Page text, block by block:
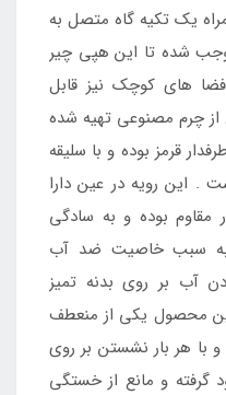
یک تکیه گاه متصل به
شده تا این هپی چیر
فضا های کوچک نیز قابل
از چرم مصنوعی تهیه شده
قرمز بوده و با سلیقه
. این رویه در عین دارا
بوده و به سادگی
سبب خاصیت ضد آب
آب بر روی بدنه تمیز
محصول یکی از منعطف
با هر بار نشستن بر روی
گرفته و مانع از خستگی